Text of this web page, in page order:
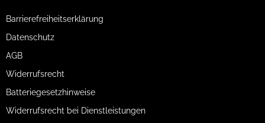
Barrierefreiheitserklärung
Datenschutz
AGB
Widerrufsrecht
Batteriegesetzhinweise
Widerrufsrecht bei Dienstleistungen